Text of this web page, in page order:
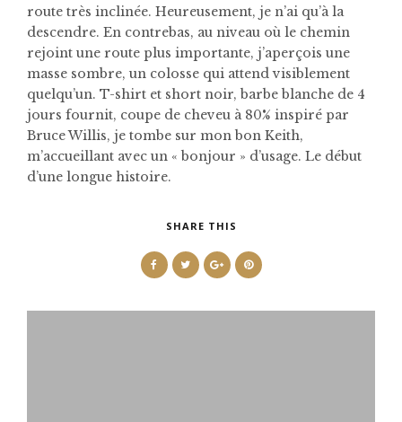
route très inclinée. Heureusement, je n’ai qu’à la
descendre. En contrebas, au niveau où le chemin
rejoint une route plus importante, j’aperçois une
masse sombre, un colosse qui attend visiblement
quelqu’un. T-shirt et short noir, barbe blanche de 4
jours fournit, coupe de cheveu à 80% inspiré par
Bruce Willis, je tombe sur mon bon Keith,
m’accueillant avec un « bonjour » d’usage. Le début
d’une longue histoire.
SHARE THIS